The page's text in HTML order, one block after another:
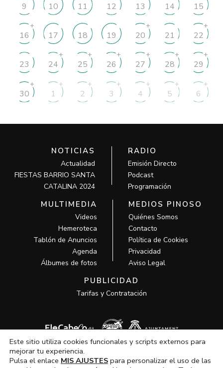
9 10 11 12 13 14 15
16
+
17 18 19 20
+
21 22
+
23 24
+
25
+
26
+
27
+
28
+
29
+
30
+
1
+
2
+
3
+
4
+
5
+
6
+
NOTICIAS
Actualidad
FIESTAS BARRIO SANTA
CATALINA 2024
RADIO
Emisión Directo
Podcast
Programación
MULTIMEDIA
Videos
Hemeroteca
Tablón de Anuncios
Agenda
Álbumes de fotos
MEDIOS PINOSO
Quiénes Somos
Contacto
Política de Cookies
Privacidad
Aviso Legal
PUBLICIDAD
Tarifas y Contratación
Este sitio utiliza cookies funcionales y scripts externos para
mejorar tu experiencia.
Pulsa el enlace MIS AJUSTES para personalizar el uso de las